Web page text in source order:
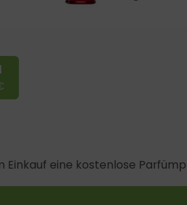
Einkauf eine kostenlose